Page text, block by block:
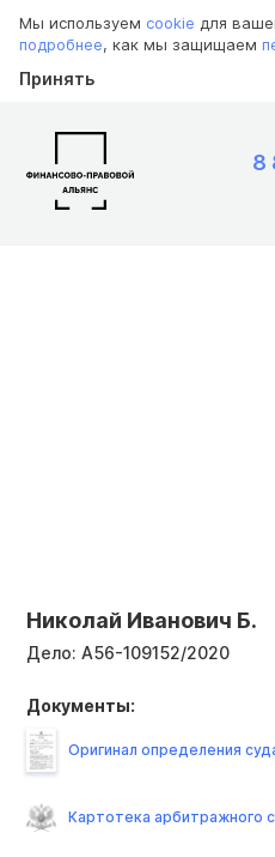
Мы используем cookie для
подробнее, как мы защищаем
Принять
8
Николай Иванович Б.
Дело: А56-109152/2020
Документы:
Оригинал определения
Картотека арбитражного